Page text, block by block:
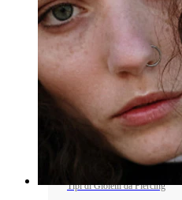
Tipi di Gioielli da Piercing